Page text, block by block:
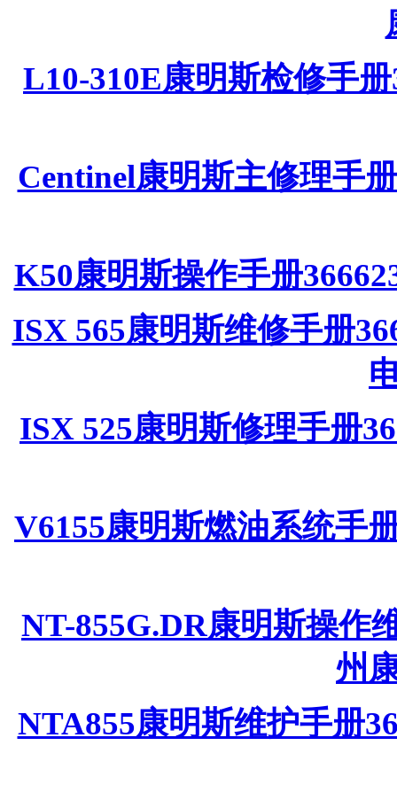
L10-310E康明斯检修手
Centinel康明斯主修理手
K50康明斯操作手册
ISX 565康明斯维修手册
ISX 525康明斯修理手册
V6155康明斯燃油系统手
NT-855G.DR康明斯操作
州
NTA855康明斯维护手册